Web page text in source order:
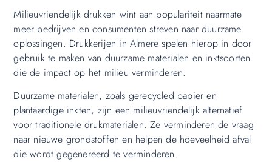
Milieuvriendelijk drukken wint aan populariteit naarmate
meer bedrijven en consumenten streven naar duurzame
oplossingen. Drukkerijen in Almere spelen hierop in door
gebruik te maken van duurzame materialen en inktsoorten
die de impact op het milieu verminderen.
Duurzame materialen, zoals gerecycled papier en
plantaardige inkten, zijn een milieuvriendelijk alternatief
voor traditionele drukmaterialen. Ze verminderen de vraag
naar nieuwe grondstoffen en helpen de hoeveelheid afval
die wordt gegenereerd te verminderen.